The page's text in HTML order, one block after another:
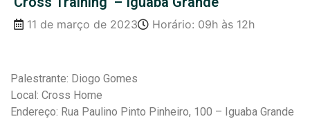
11 de março de 2023 Horário: 09h às 12h
Palestrante: Diogo Gomes
Local: Cross Home
Endereço: Rua Paulino Pinto Pinheiro, 100 – Iguaba Grande